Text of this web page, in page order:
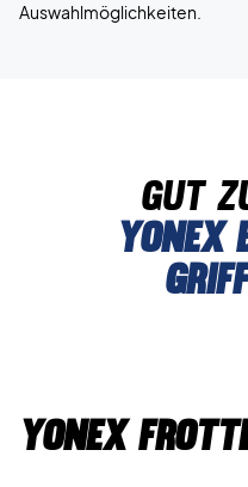
Auswahlmöglichkeiten.
gut
Yonex
Yonex